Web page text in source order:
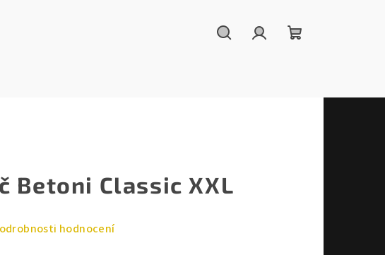
košík
Betoni Classic XXL
hodnocení